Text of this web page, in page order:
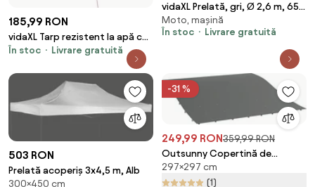
185,99 RON
vidaXL Tarp rezistent la apă cu
acoperiș Gri și Portocalie
În stoc Livrare gratuită
vidaXL Prelată, gri, Ø 2,6 m, 650
g/m²
Moto, mașină
În stoc
Livrare gratuită
503 RON
Prelată acoperiș 3x4,5 m, Alb
300×450 cm
-31 %
249,99 RON359,99 RON
Outsunny Copertină de
Rezervă pentru Pergolă cu 16
Orificii de Scurgere, Cârlige şi
297×297 cm
(1)